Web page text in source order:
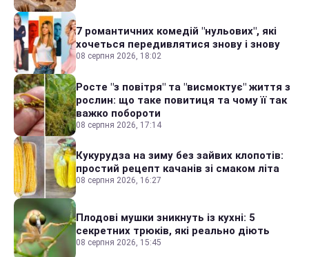
7 романтичних комедій "нульових", які
хочеться передивлятися знову і знову
08 серпня 2026, 18:02
Росте "з повітря" та "висмоктує" життя з
рослин: що таке повитиця та чому її так
важко побороти
08 серпня 2026, 17:14
Кукурудза на зиму без зайвих клопотів:
простий рецепт качанів зі смаком літа
08 серпня 2026, 16:27
Плодові мушки зникнуть із кухні: 5
секретних трюків, які реально діють
08 серпня 2026, 15:45